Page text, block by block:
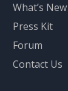
What’s New
Press Kit
Forum
Contact Us